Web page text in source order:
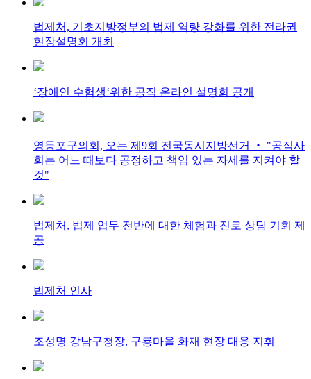
법제처, 기초지방정부의 법제 역량 강화를 위한 전라권
현장설명회 개최
‘장애인 수험생‘위한 공직 온라인 설명회 공개
영등포구의회, 오는 제9회 전국동시지방선거 ‧ "공직사
회는 어느 때보다 공정하고 책임 있는 자세를 지켜야 할
것"
법제처, 법제 업무 전반에 대한 체험과 진로 상담 기회 제
공
법제처 인사
조성명 강남구청장, 구룡마을 화재 현장 대응 지휘